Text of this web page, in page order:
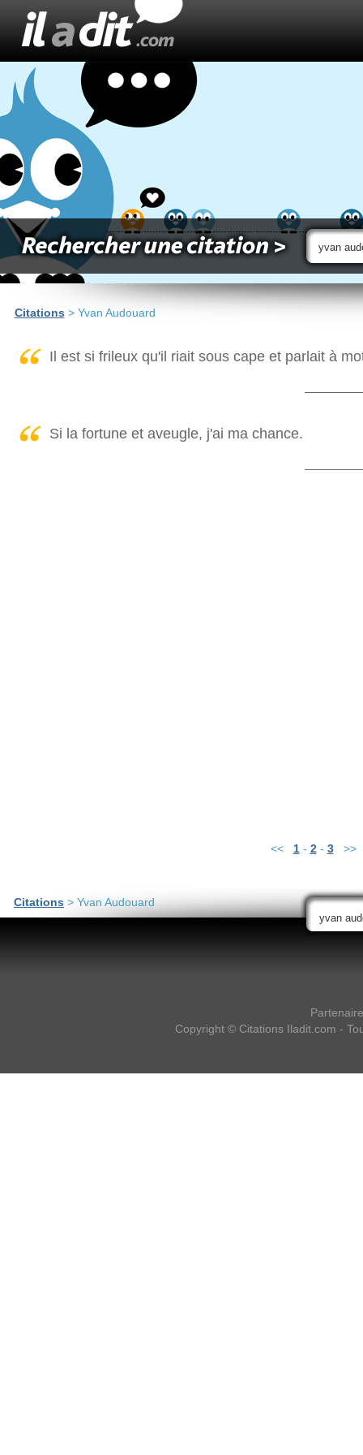
Citations > Yvan Audouard
Il est si frileux qu'il riait sous cape et parlait à
Si la fortune et aveugle, j'ai ma chance.
<< 1- 2- 3>>
Citations > Yvan Audouard
Copyright © Citations Iladit.com -